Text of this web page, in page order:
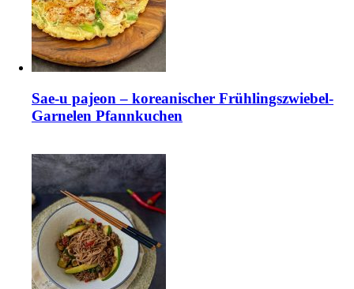
Sae-u pajeon – koreanischer Frühlingszwiebel-
Garnelen Pfannkuchen